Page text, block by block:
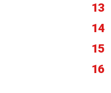
13
14
15
16